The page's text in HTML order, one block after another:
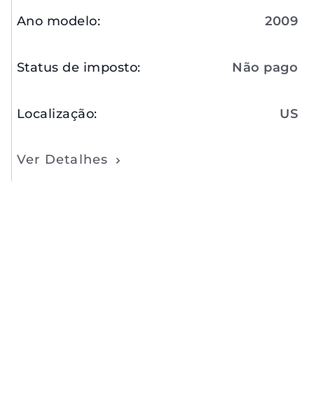
Ano modelo: 2009
Status de imposto: Não pago
Localização: US
Ver Detalhes